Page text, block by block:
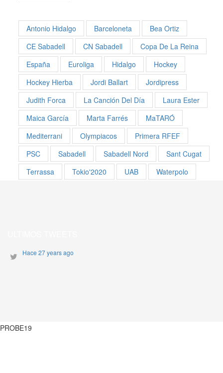
Antonio Hidalgo Barceloneta
Bea Ortiz
CE Sabadell
CN Sabadell
Copa De La Reina
España
Euroliga Hidalgo
Hockey
Hockey Hierba
Jordi Ballart
Jordipress
Judith Forca
La Canción Del Día
Laura Ester
Maica García
Marta Farrés
MaTARÓ
Mediterrani
Olympiacos
Primera RFEF
PSC
Sabadell Sabadell Nord
Sant Cugat
Terrassa
Tokio'2020 UAB Waterpolo
Hace 27 years ago